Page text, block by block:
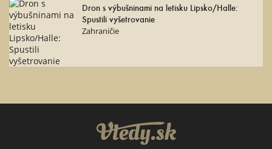
Dron s výbušninami na letisku Lipsko/Halle:
Spustili vyšetrovanie
Zahraničie